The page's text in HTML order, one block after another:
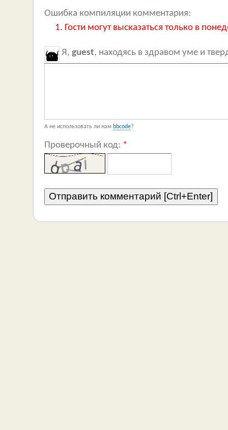
Ошибка компиляции комментария:
Гости могут высказаться только в
Я, guest, находясь в здравом уме и
А не использовать ли нам bbcode?
Проверочный код: *